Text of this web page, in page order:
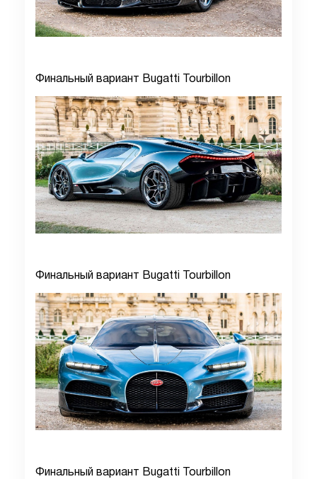
Финальный вариант Bugatti Tourbillon
Финальный вариант Bugatti Tourbillon
Финальный вариант Bugatti Tourbillon